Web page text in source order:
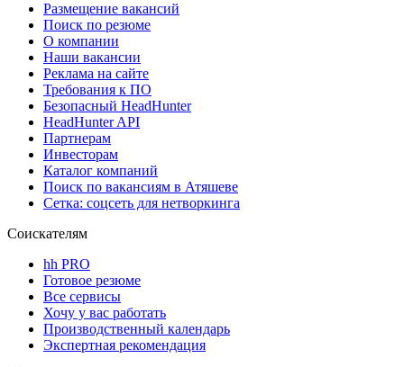
Размещение вакансий
Поиск по резюме
О компании
Наши вакансии
Реклама на сайте
Требования к ПО
Безопасный HeadHunter
HeadHunter API
Партнерам
Инвесторам
Каталог компаний
Поиск по вакансиям в Атяшеве
Сетка: соцсеть для нетворкинга
Соискателям
hh PRO
Готовое резюме
Все сервисы
Хочу у вас работать
Производственный календарь
Экспертная рекомендация